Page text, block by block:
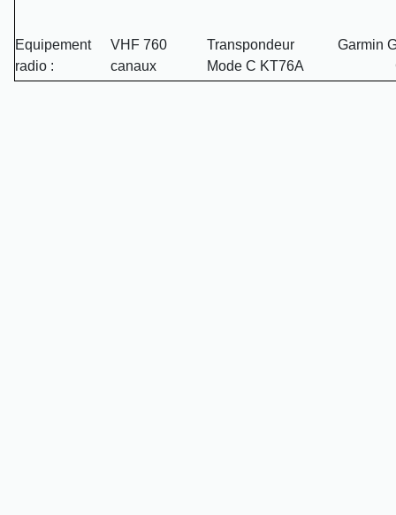
Equipement
radio :
VHF 760
canaux
Transpondeur
Mode C KT76A
Garmin